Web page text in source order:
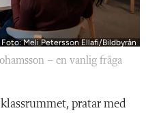
Foto: Meli Petersson Ellafi/Bildbyrån
– en vanlig fråga
pratar med